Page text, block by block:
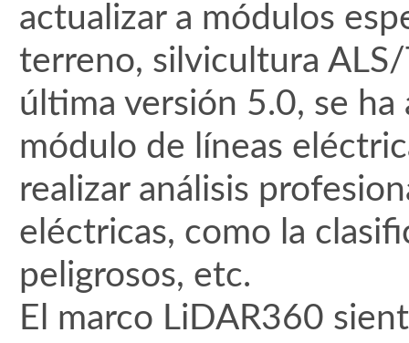
actualizar a módulos
terreno, silvicultura ALS/
última versión 5.0, se
módulo de líneas
realizar análisis
eléctricas, como la
peligrosos, etc.
El marco LiDAR360